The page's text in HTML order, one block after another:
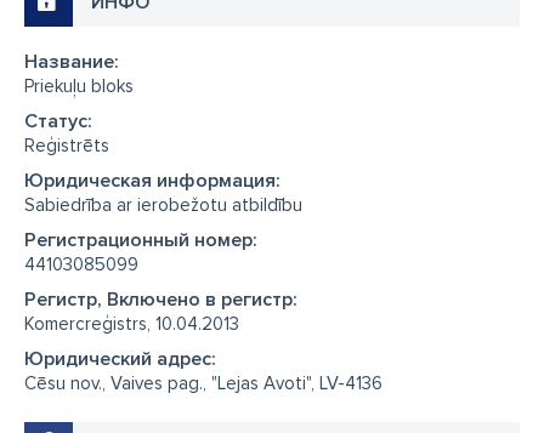
Название:
Priekuļu bloks
Cтатус:
Reģistrēts
Юридическая информация:
Sabiedrība ar ierobežotu atbildību
Регистрационный номер:
44103085099
Регистр, Включено в регистр:
Komercreģistrs, 10.04.2013
Юридический адрес:
Cēsu nov., Vaives pag., "Lejas Avoti", LV-4136